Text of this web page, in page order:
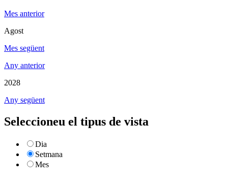
Mes anterior
Agost
Mes següent
Any anterior
2028
Any següent
Seleccioneu el tipus de vista
Dia
Setmana
Mes